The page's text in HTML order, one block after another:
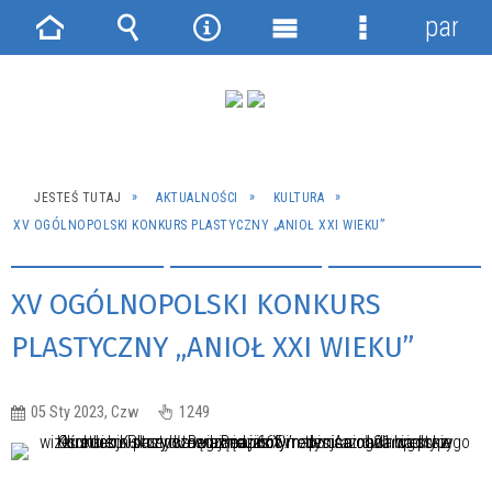
JESTEŚ TUTAJ AKTUALNOŚCI
KULTURA
XV OGÓLNOPOLSKI KONKURS PLASTYCZNY „ANIOŁ XXI WIEKU”
XV OGÓLNOPOLSKI KONKURS
PLASTYCZNY „ANIOŁ XXI WIEKU”
05 Sty 2023, Czw 1249
Strona Wyszukiwarka
NarzędziaMenu
Menu
panel